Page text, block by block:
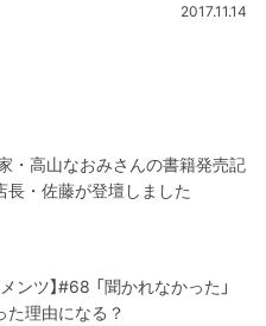
2017.11.14
家・高山なおみさんの書籍発売記
長・佐藤が登壇しました
ンツ】#68 「聞かれなかった」
た理由になる？